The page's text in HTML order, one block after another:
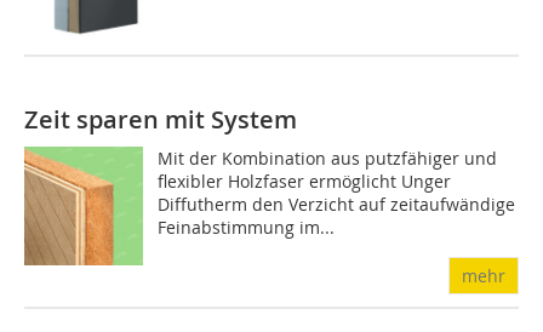
Zeit sparen mit System
Mit der Kombination aus putzfähiger und
flexibler Holzfaser ermöglicht Unger
Diffutherm den Verzicht auf zeitaufwändige
Feinabstimmung im...
mehr